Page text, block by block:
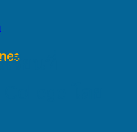
รียนที่
โดย